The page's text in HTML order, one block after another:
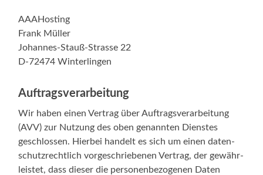
AAAH­os­ting
Frank Müller
Johannes-Stauß-Strasse 22
D‑72474 Winterlingen
Auftragsverarbeitung
Wir haben einen Ver­trag über Auf­trags­ver­ar­bei­tung
(AVV) zur Nut­zung des oben genann­ten Diens­tes
geschlos­sen. Hier­bei han­delt es sich um einen daten­
schutz­recht­lich vor­ge­schrie­be­nen Ver­trag, der gewähr­
leis­tet, dass die­ser die per­so­nen­be­zo­ge­nen Daten